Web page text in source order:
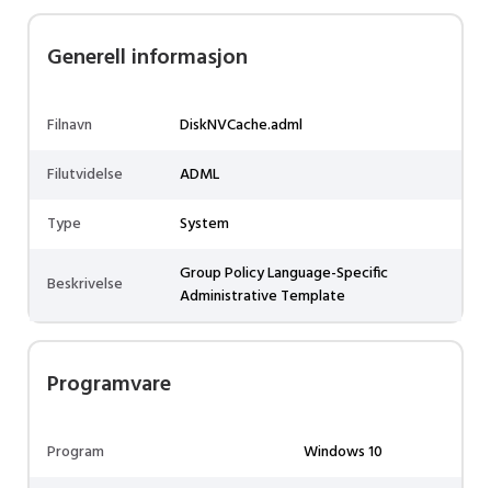
Generell informasjon
Filnavn
DiskNVCache.adml
Filutvidelse
ADML
Type
System
Beskrivelse
Group Policy Language-Specific
Administrative Template
Programvare
Program
Windows 10